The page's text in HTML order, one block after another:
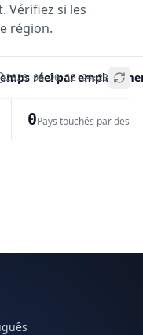
Vérifiez si les
région.
réel par
2026-08-06 12:24:23
0Pays touchés par des
+